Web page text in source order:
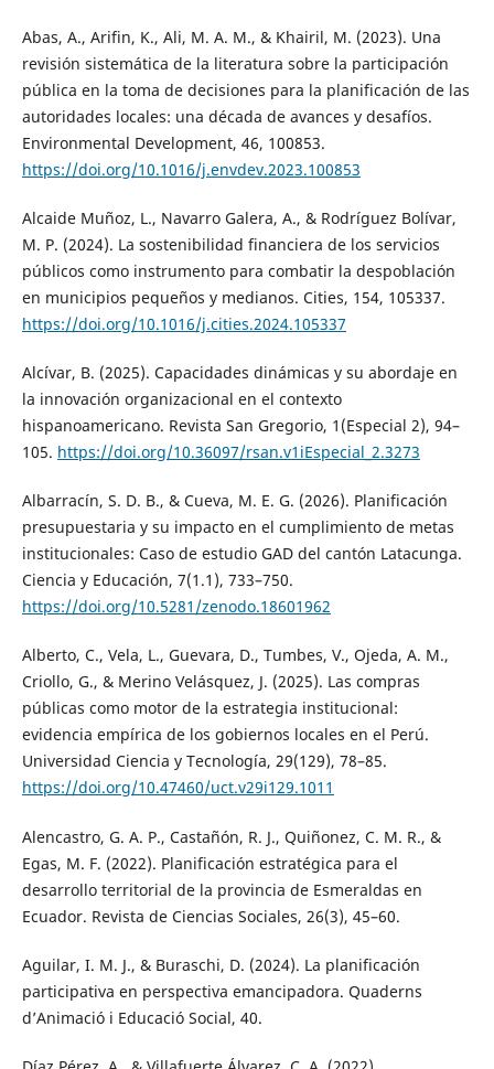
Abas, A., Arifin, K., Ali, M. A. M., & Khairil, M. (2023). Una
revisión sistemática de la literatura sobre la participación
pública en la toma de decisiones para la planificación de las
autoridades locales: una década de avances y desafíos.
Environmental Development, 46, 100853.
https://doi.org/10.1016/j.envdev.2023.100853
Alcaide Muñoz, L., Navarro Galera, A., & Rodríguez Bolívar,
M. P. (2024). La sostenibilidad financiera de los servicios
públicos como instrumento para combatir la despoblación
en municipios pequeños y medianos. Cities, 154, 105337.
https://doi.org/10.1016/j.cities.2024.105337
Alcívar, B. (2025). Capacidades dinámicas y su abordaje en
la innovación organizacional en el contexto
hispanoamericano. Revista San Gregorio, 1(Especial 2), 94–
105. https://doi.org/10.36097/rsan.v1iEspecial_2.3273
Albarracín, S. D. B., & Cueva, M. E. G. (2026). Planificación
presupuestaria y su impacto en el cumplimiento de metas
institucionales: Caso de estudio GAD del cantón Latacunga.
Ciencia y Educación, 7(1.1), 733–750.
https://doi.org/10.5281/zenodo.18601962
Alberto, C., Vela, L., Guevara, D., Tumbes, V., Ojeda, A. M.,
Criollo, G., & Merino Velásquez, J. (2025). Las compras
públicas como motor de la estrategia institucional:
evidencia empírica de los gobiernos locales en el Perú.
Universidad Ciencia y Tecnología, 29(129), 78–85.
https://doi.org/10.47460/uct.v29i129.1011
Alencastro, G. A. P., Castañón, R. J., Quiñonez, C. M. R., &
Egas, M. F. (2022). Planificación estratégica para el
desarrollo territorial de la provincia de Esmeraldas en
Ecuador. Revista de Ciencias Sociales, 26(3), 45–60.
Aguilar, I. M. J., & Buraschi, D. (2024). La planificación
participativa en perspectiva emancipadora. Quaderns
d’Animació i Educació Social, 40.